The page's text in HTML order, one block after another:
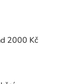
2000 Kč